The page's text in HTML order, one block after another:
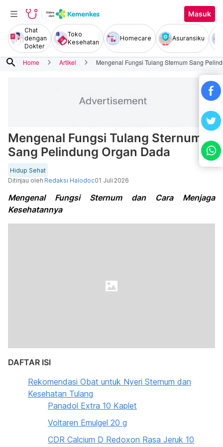
Masuk
Chat
dengan
Dokter
Toko
Kesehatan
Homecare Asuransiku
search Home Artikel Mengenal Fungsi Tulang Sternum Sang
Mengenal Fungsi Tulang Sternum
Sang Pelindung Organ Dada
Hidup Sehat
Ditinjau oleh Redaksi Halodoc01 Juli 2026
Mengenal Fungsi Sternum dan Cara Menjaga
Kesehatannya
DAFTAR ISI
Rekomendasi Obat untuk Nyeri Sternum dan
Kesehatan Tulang
Panadol Extra 10 Kaplet
Voltaren Emulgel 20 g
CDR Calcium D Redoxon Rasa Jeruk 10